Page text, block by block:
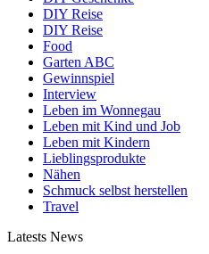
DIY Reise
DIY Reise
Food
Garten ABC
Gewinnspiel
Interview
Leben im Wonnegau
Leben mit Kind und Job
Leben mit Kindern
Lieblingsprodukte
Nähen
Schmuck selbst herstellen
Travel
Latests News